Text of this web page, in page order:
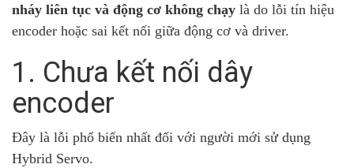
nháy liên tục và động cơ không chạy là do lỗi tín hiệu
encoder hoặc sai kết nối giữa động cơ và driver.
1. Chưa kết nối dây
encoder
Đây là lỗi phổ biến nhất đối với người mới sử dụng
Hybrid Servo.